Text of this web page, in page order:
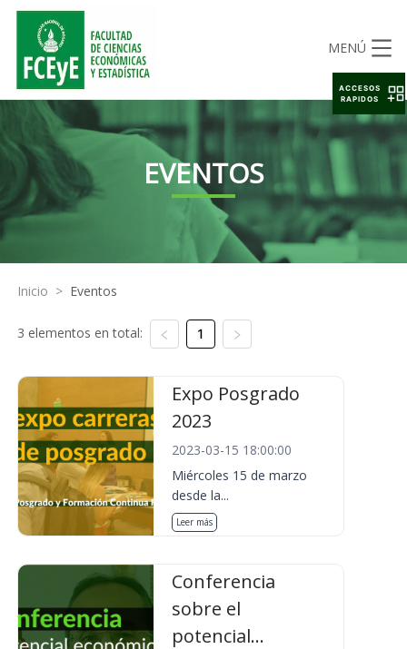
MENÚ
EVENTOS
Inicio > Eventos
3 elementos en total: 1
Expo Posgrado
2023
2023-03-15 18:00:00
Miércoles 15 de marzo
desde la...
Leer más
Conferencia
sobre el
potencial...
ACCESOS
RAPIDOS